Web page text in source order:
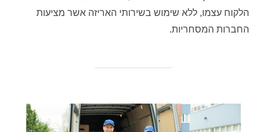
הלקוח עצמו, ללא שימוש בשירותי האריזה אשר מציעות
החברות המסחריות.